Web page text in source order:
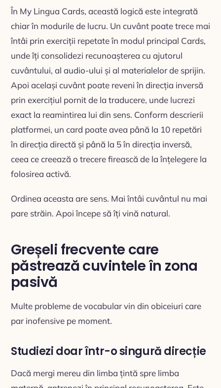
În My Lingua Cards, această logică este integrată
chiar în modurile de lucru. Un cuvânt poate trece mai
întâi prin exerciții repetate în modul principal Cards,
unde îți consolidezi recunoașterea cu ajutorul
cuvântului, al audio-ului și al materialelor de sprijin.
Apoi același cuvânt poate reveni în direcția inversă
prin exercițiul pornit de la traducere, unde lucrezi
exact la reamintirea lui din sens. Conform descrierii
platformei, un card poate avea până la 10 repetări
în direcția directă și până la 5 în direcția inversă,
ceea ce creează o trecere firească de la înțelegere la
folosirea activă.
Ordinea aceasta are sens. Mai întâi cuvântul nu mai
pare străin. Apoi începe să îți vină natural.
Greșeli frecvente care
păstrează cuvintele în zona
pasivă
Multe probleme de vocabular vin din obiceiuri care
par inofensive pe moment.
Studiezi doar într-o singură direcție
Dacă mergi mereu din limba țintă spre limba